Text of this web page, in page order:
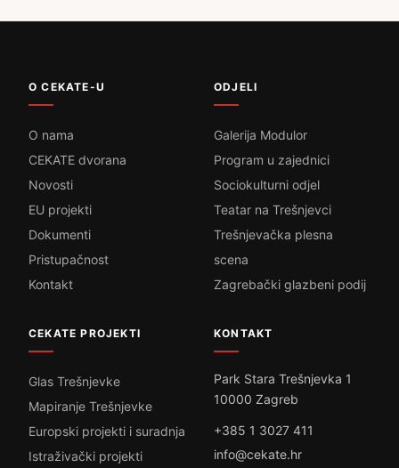
O CEKATE-U
O nama
CEKATE dvorana
Novosti
EU projekti
Dokumenti
Pristupačnost
Kontakt
ODJELI
Galerija Modulor
Program u zajednici
Sociokulturni odjel
Teatar na Trešnjevci
Trešnjevačka plesna
scena
Zagrebački glazbeni podij
CEKATE PROJEKTI
Glas Trešnjevke
Mapiranje Trešnjevke
Europski projekti i suradnja
Istraživački projekti
KONTAKT
Park Stara Trešnjevka 1
10000 Zagreb
+385 1 3027 411
info@cekate.hr